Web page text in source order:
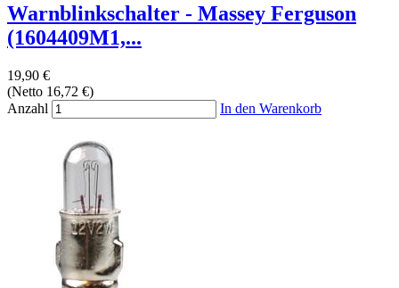
Warnblinkschalter - Massey Ferguson
(1604409M1,...
19,90 €
(Netto 16,72 €)
Anzahl
In den Warenkorb